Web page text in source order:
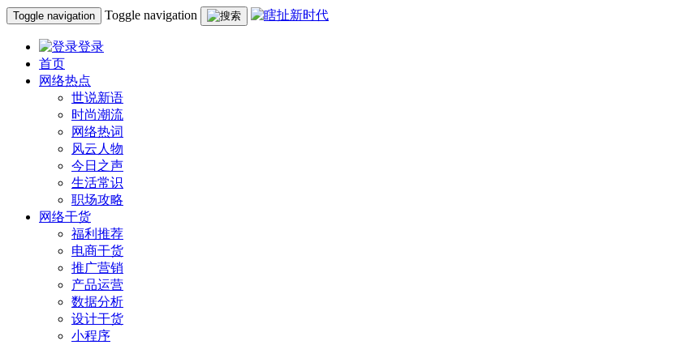
Toggle navigation Toggle navigation
登录
首页
网络热点
世说新语
时尚潮流
网络热词
风云人物
今日之声
生活常识
职场攻略
网络干货
福利推荐
电商干货
推广营销
产品运营
数据分析
设计干货
小程序